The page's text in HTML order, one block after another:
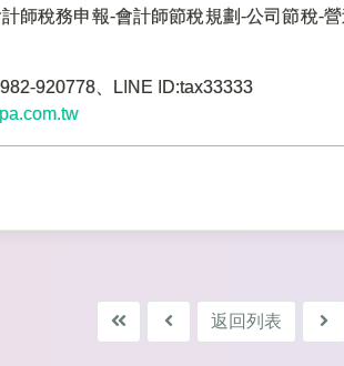
師稅務申報-會計師節稅規劃-公司節稅-
920778、LINE ID:tax33333
返回列表